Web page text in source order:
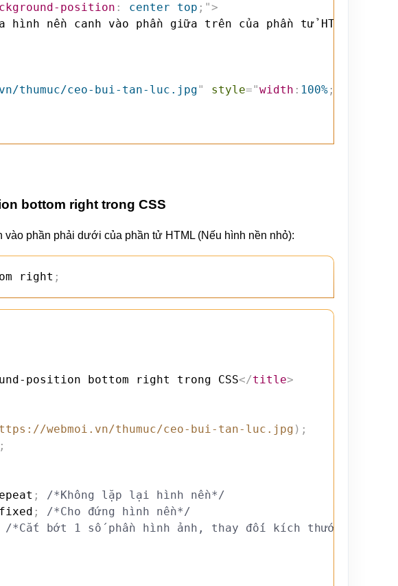
position : center top ; ">
hình nền canh vào phần giữa trên của phần tử HTML (Nếu
thumuc/ceo-bui-tan-luc.jpg" style="width : 100% ;
bottom right trong CSS
phần phải dưới của phần tử HTML (Nếu hình nền nhỏ):
right ;
position bottom right trong CSS</title>
webmoi.vn/thumuc/ceo-bui-tan-luc.jpg ) ;
;
;
/*Không lặp lại hình nền*/
;
/*Cho đứng hình nền*/
/*Cắt bớt 1 số phần hình ảnh, thay đối kích thước để bao